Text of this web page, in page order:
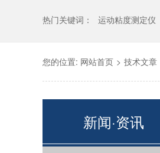
热门关键词： 运动粘度测定仪
您的位置: 网站首页 > 技术文章
新闻·资讯